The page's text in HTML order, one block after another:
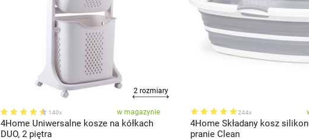
2 rozmiary
140x w magazynie
4Home Uniwersalne kosze na kółkach
DUO, 2 piętra
244x
4Home Składany kosz
pranie Clean